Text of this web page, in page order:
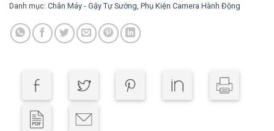
Danh mục: Chân Máy - Gậy Tự Sướng Phụ Kiện Camera Hành Động